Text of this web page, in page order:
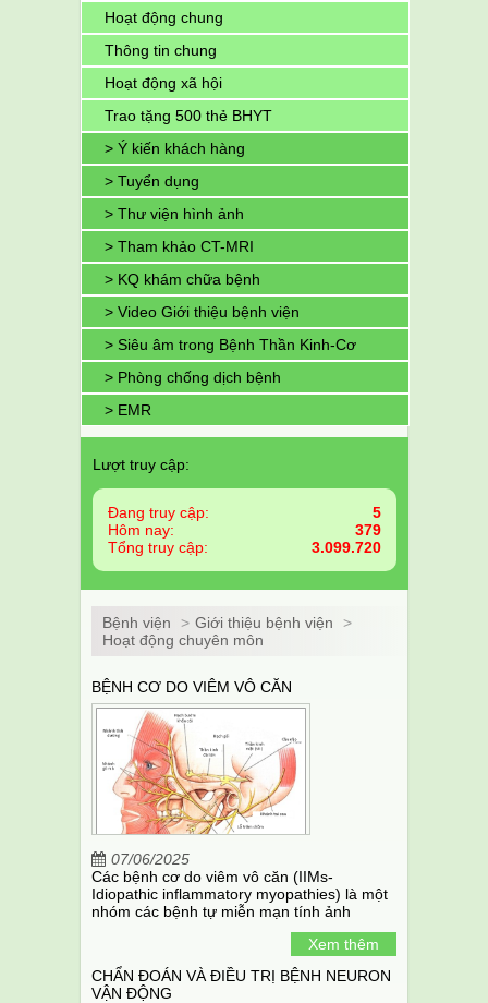
Hoạt động chung
Thông tin chung
Hoạt động xã hội
Trao tặng 500 thẻ BHYT
> Ý kiến khách hàng
> Tuyển dụng
> Thư viện hình ảnh
> Tham khảo CT-MRI
> KQ khám chữa bệnh
> Video Giới thiệu bệnh viện
> Siêu âm trong Bệnh Thần Kinh-Cơ
> Phòng chống dịch bệnh
> EMR
Lượt truy cập:
Đang truy cập:
5
Hôm nay:
379
Tổng truy cập:
3.099.720
Bệnh viện > Giới thiệu bệnh viện
>
Hoạt động chuyên môn
BỆNH CƠ DO VIÊM VÔ CĂN
07/06/2025
Các bệnh cơ do viêm vô căn (IIMs-
Idiopathic inflammatory myopathies) là một
nhóm các bệnh tự miễn mạn tính ảnh
hưởng chủ yếu đến các cơ ở gốc chi.
Xem thêm
CHẨN ĐOÁN VÀ ĐIỀU TRỊ BỆNH NEURON
VẬN ĐỘNG